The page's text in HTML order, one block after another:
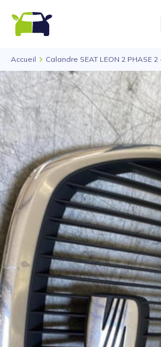
Accueil Calandre SEAT LEON 2 PHASE